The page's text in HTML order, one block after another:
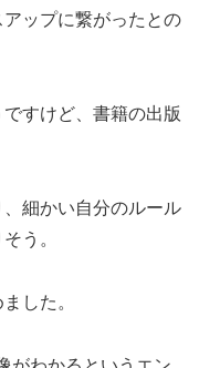
ップに繋がったとの
すけど、書籍の出版
細かい自分のルール
う。
した。